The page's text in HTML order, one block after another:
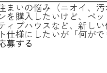
まいの悩み（ニオイ、
を購入したいけど、ペ
ィブハウスなど、新し
仕様にしたいが「何が
募する